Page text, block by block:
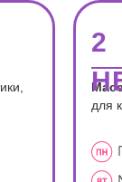
для
2